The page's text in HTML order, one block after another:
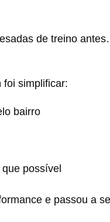
de treino
foi simplificar:
bairro
possível
e passou a